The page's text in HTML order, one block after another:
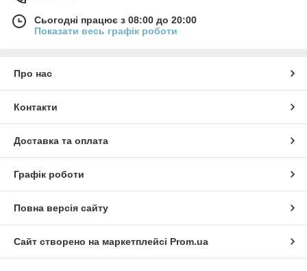
Сьогодні працює з 08:00 до 20:00
Показати весь графік роботи
Про нас
Контакти
Доставка та оплата
Графік роботи
Повна версія сайту
Сайт створено на маркетплейсі Prom.ua